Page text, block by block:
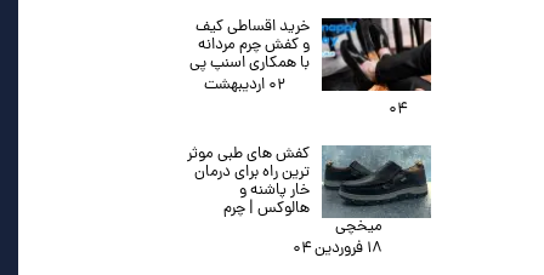
خرید اقساطی کیف
و کفش چرم مردانه
با همکاری اسنپ پی
۰۲ اردیبهشت
۰۴
کفش های طبی موثر
ترین راه برای درمان
خار پاشنه و
هالوکس | چرم
میخچی
۱۸ فروردین ۰۴